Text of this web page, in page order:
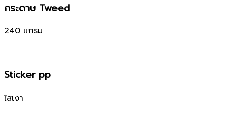
กระดาษ Tweed
240 แกรม
Sticker pp
ใสเงา